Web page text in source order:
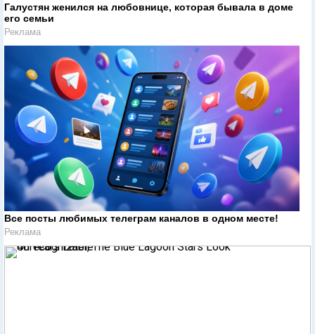
Галустян женился на любовнице, которая бывала в доме
его семьи
Реклама
Все посты любимых телеграм каналов в одном месте!
Реклама